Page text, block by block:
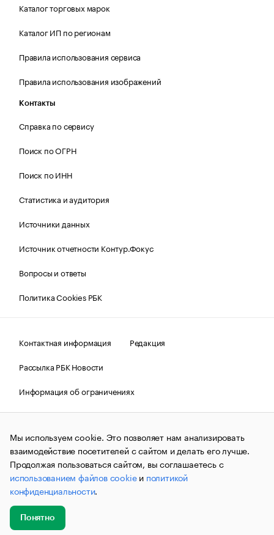
Каталог торговых марок
Каталог ИП по регионам
Правила использования сервиса
Правила использования изображений
Контакты
Справка по сервису
Поиск по ОГРН
Поиск по ИНН
Статистика и аудитория
Источники данных
Источник отчетности Контур.Фокус
Вопросы и ответы
Политика Cookies РБК
Контактная информация
Редакция
Рассылка РБК Новости
Информация об ограничениях
Правовая информация
О соблюдении авторских прав
© АО «РОСБИЗНЕСКОНСАЛТИНГ»,1995–2026.Сообщения
и материалы информационного агентства «РБК»
(зарегистрировано Федеральной службой по надзору в сфере
связи, информационных технологий и массовых
коммуникаций (Роскомнадзор) 09.12.2015 за номером ИА
№ФС77-63848) сопровождаются пометкой «РБК». Отдельные
публикации могут содержать информацию,
не предназначенную для пользователей
до 18 лет.
Мы используем cookie. Это позволяет нам анализировать
взаимодействие посетителей с сайтом и делать его лучше.
Продолжая пользоваться сайтом, вы соглашаетесь с
использованием файлов cookieи политикой
конфиденциальности.
Понятно